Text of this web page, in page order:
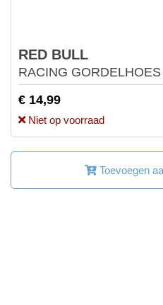
RED BULL
RACING
€ 14,99
Niet op voorraad
Toevoegen